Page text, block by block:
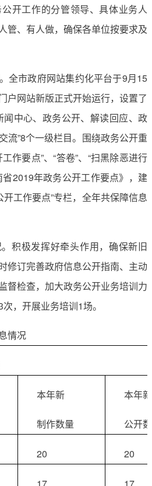
开工作的分管领导、具体业务人
管、有人做，确保各单位按要求及
全市政府网站集约化平台于9月15
户网站新版正式开始运行，设置了
闻中心、政务公开、解读回应、政
流”8个一级栏目。围绕政务公开重
作要点”、“答卷”、“扫黑除恶进行
2019年政务公开工作要点》，建
工作要点”专栏，全年共保障信息
。积极发挥好牵头作用，确保新旧
修订完善政府信息公开指南、主动
督检查，加大政务公开业务培训力
，开展业务培训1场。
情况
本年新
制作数量
本年新
公开
20 20
17 17